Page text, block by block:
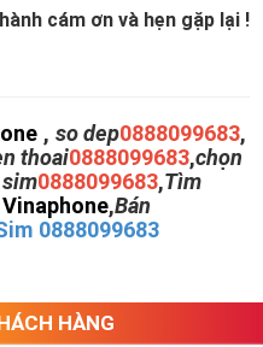
cám ơn và hẹn gặp lại !
, so dep0888099683,
thoai0888099683,chọn
0888099683,Tìm
Vinaphone,Bán
0888099683
HÀNG